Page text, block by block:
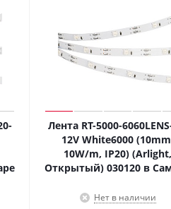
Лента RT-5000-
12V White6000
10W/m, IP20) (Arlight,
Открытый) 030120 в
Нет в наличии